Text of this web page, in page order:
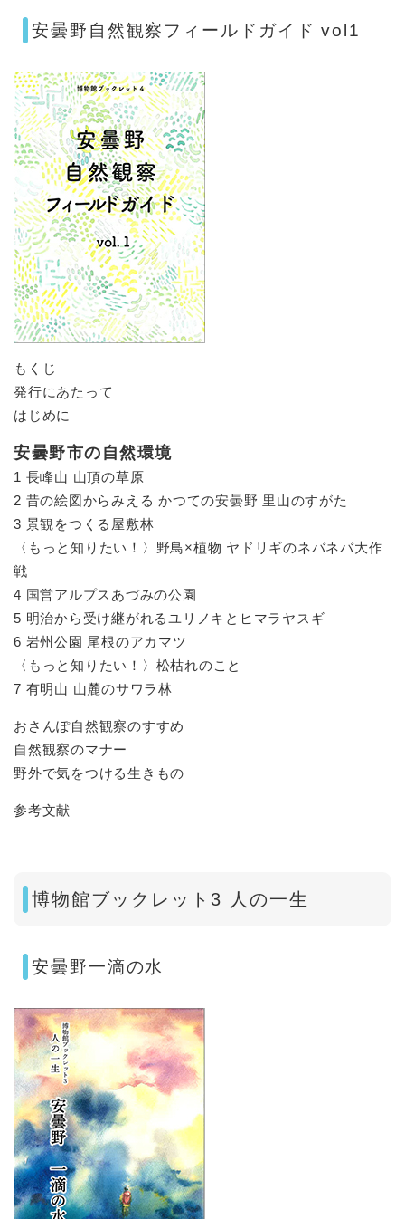
安曇野自然観察フィールドガイド vol1
もくじ
発行にあたって
はじめに
安曇野市の自然環境
1 長峰山 山頂の草原
2 昔の絵図からみえる かつての安曇野 里山のすがた
3 景観をつくる屋敷林
〈もっと知りたい！〉野鳥×植物 ヤドリギのネバネバ大作
戦
4 国営アルプスあづみの公園
5 明治から受け継がれるユリノキとヒマラヤスギ
6 岩州公園 尾根のアカマツ
〈もっと知りたい！〉松枯れのこと
7 有明山 山麓のサワラ林
おさんぽ自然観察のすすめ
自然観察のマナー
野外で気をつける生きもの
参考文献​
博物館ブックレット3 人の一生​
安曇野一滴の水